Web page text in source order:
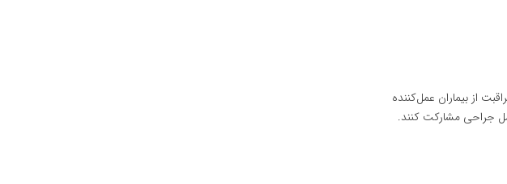
از بیماران عمل‌کننده
جراحی مشارکت کنند.